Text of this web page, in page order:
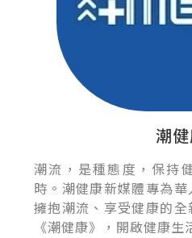
潮
潮流，是種態度，保持
時。潮健康新媒體專為
擁抱潮流、享受健康的
《潮健康》，開啟健康生